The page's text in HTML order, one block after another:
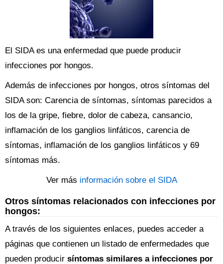
El SIDA es una enfermedad que puede producir
infecciones por hongos.
Además de infecciones por hongos, otros síntomas del
SIDA son: Carencia de síntomas, síntomas parecidos a
los de la gripe, fiebre, dolor de cabeza, cansancio,
inflamación de los ganglios linfáticos, carencia de
síntomas, inflamación de los ganglios linfáticos y 69
síntomas más.
Ver más información sobre el SIDA
Otros síntomas relacionados con infecciones por
hongos:
A través de los siguientes enlaces, puedes acceder a
páginas que contienen un listado de enfermedades que
pueden producir síntomas similares a infecciones por